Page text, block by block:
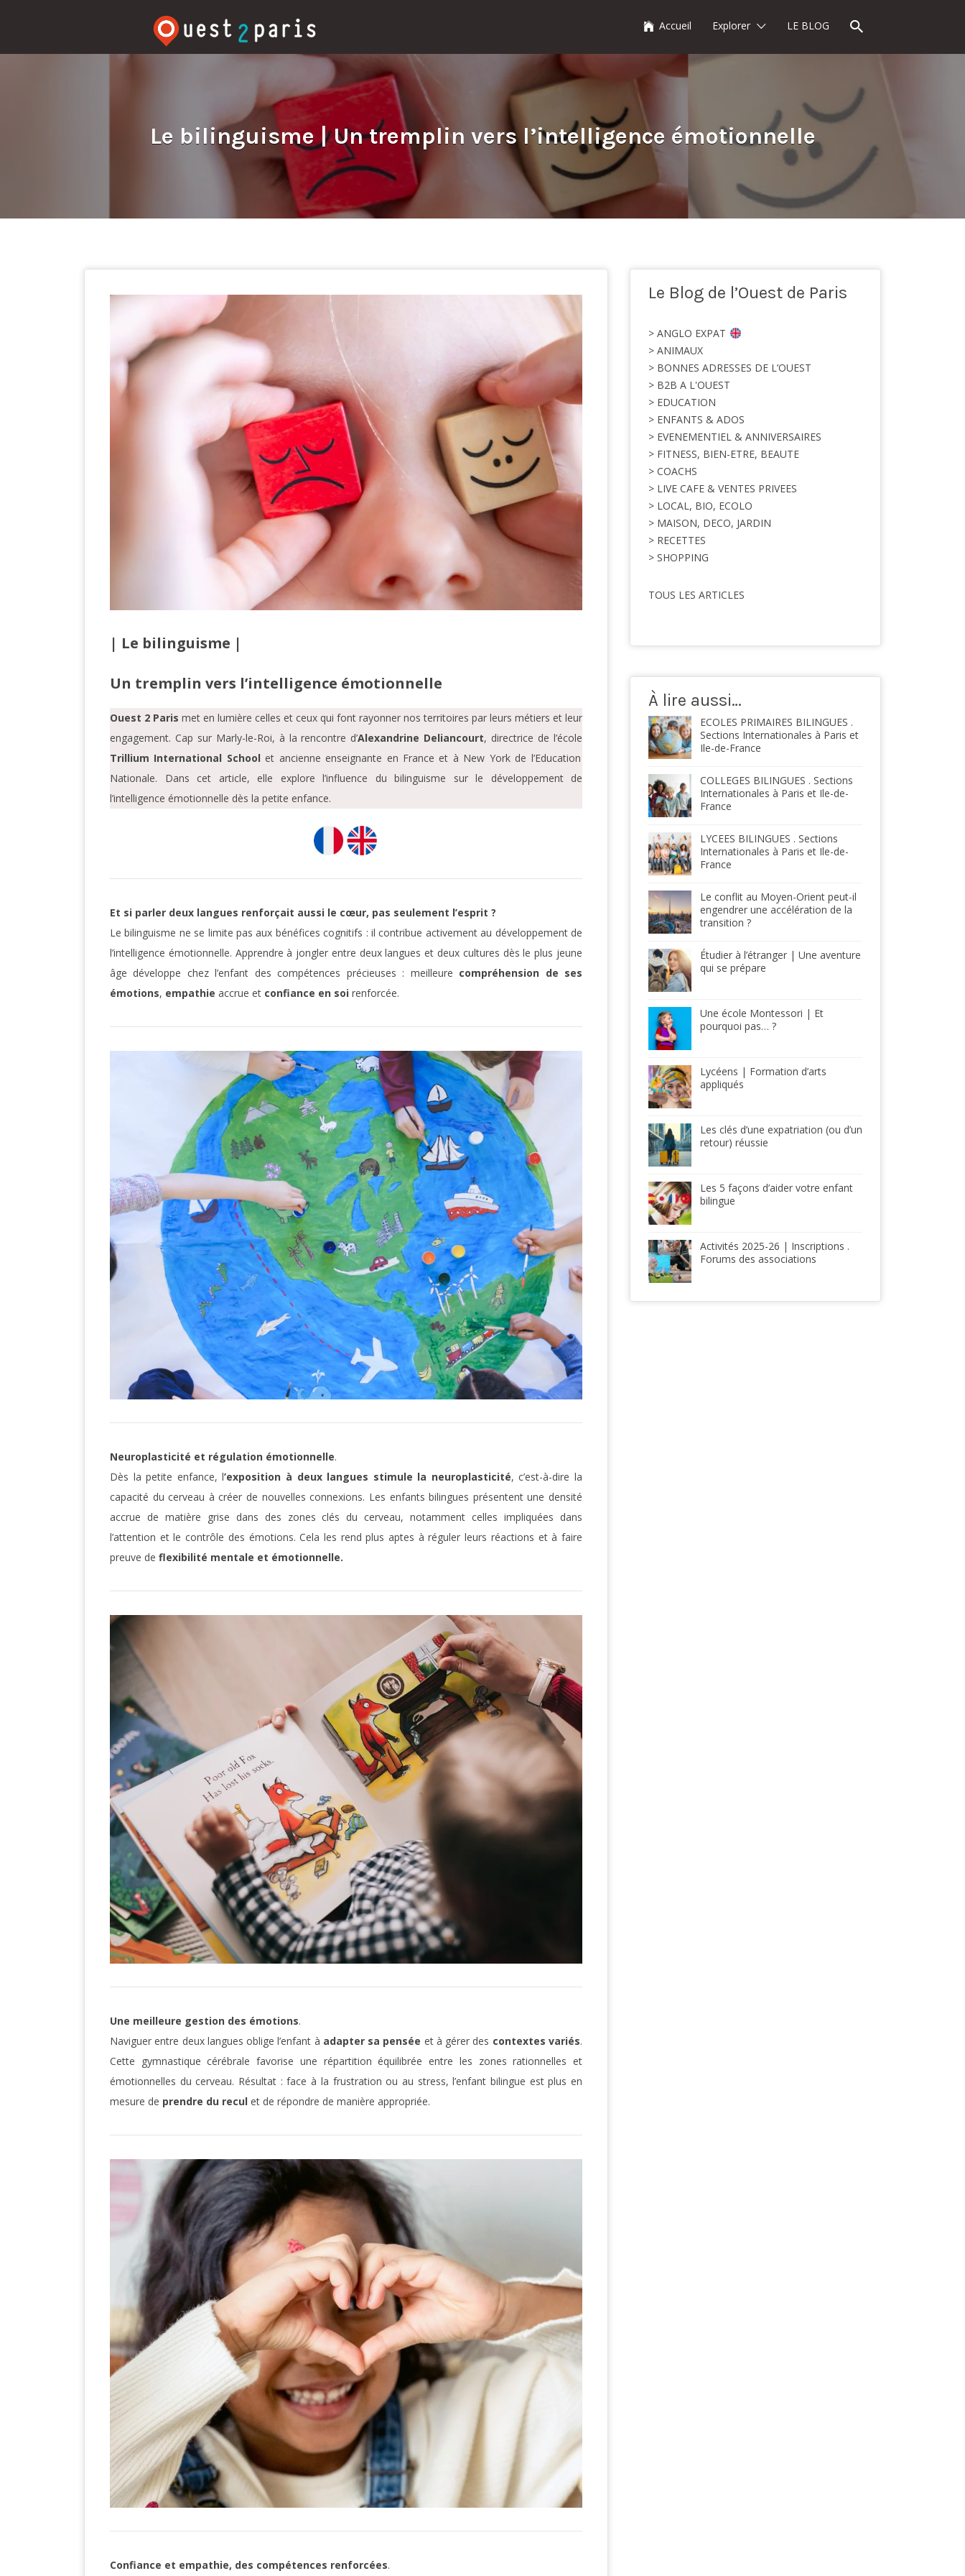
Accueil Explorer LE BLOG
Le bilinguisme | Un tremplin vers l’intelligence émotionnelle
| Le bilinguisme |
Un tremplin vers l’intelligence émotionnelle
Ouest 2 Paris met en lumière celles et ceux qui font rayonner nos territoires par leurs métiers et leur
engagement. Cap sur Marly-le-Roi, à la rencontre d’Alexandrine Deliancourt, directrice de l’école
Trillium International School et ancienne enseignante en France et à New York de l’Education
Nationale. Dans cet article, elle explore l’influence du bilinguisme sur le développement de
l’intelligence émotionnelle dès la petite enfance.
Et si parler deux langues renforçait aussi le cœur, pas seulement l’esprit ?
Le bilinguisme ne se limite pas aux bénéfices cognitifs : il contribue activement au développement de
l’intelligence émotionnelle. Apprendre à jongler entre deux langues et deux cultures dès le plus jeune
âge développe chez l’enfant des compétences précieuses : meilleure compréhension de ses
émotions, empathie accrue et confiance en soi renforcée.
Neuroplasticité et régulation émotionnelle.
Dès la petite enfance, l’exposition à deux langues stimule la neuroplasticité, c’est-à-dire la
capacité du cerveau à créer de nouvelles connexions. Les enfants bilingues présentent une densité
accrue de matière grise dans des zones clés du cerveau, notamment celles impliquées dans
l’attention et le contrôle des émotions. Cela les rend plus aptes à réguler leurs réactions et à faire
preuve de flexibilité mentale et émotionnelle.
Une meilleure gestion des émotions.
Naviguer entre deux langues oblige l’enfant à adapter sa pensée et à gérer des contextes variés.
Cette gymnastique cérébrale favorise une répartition équilibrée entre les zones rationnelles et
émotionnelles du cerveau. Résultat : face à la frustration ou au stress, l’enfant bilingue est plus en
mesure de prendre du recul et de répondre de manière appropriée.
Confiance et empathie, des compétences renforcées.
Le Blog de l’Ouest de Paris
> ANGLO EXPAT
> ANIMAUX
> BONNES ADRESSES DE L’OUEST
> B2B A L'OUEST
> EDUCATION
> ENFANTS & ADOS
> EVENEMENTIEL & ANNIVERSAIRES
> FITNESS, BIEN-ETRE, BEAUTE
> COACHS
> LIVE CAFE & VENTES PRIVEES
> LOCAL, BIO, ECOLO
> MAISON, DECO, JARDIN
> RECETTES
> SHOPPING
TOUS LES ARTICLES
À lire aussi…
ECOLES PRIMAIRES BILINGUES .
Sections Internationales à Paris et
Ile-de-France
COLLEGES BILINGUES . Sections
Internationales à Paris et Ile-de-
France
LYCEES BILINGUES . Sections
Internationales à Paris et Ile-de-
France
Le conflit au Moyen-Orient peut-il
engendrer une accélération de la
transition ?
Étudier à l’étranger | Une aventure
qui se prépare
Une école Montessori | Et
pourquoi pas… ?
Lycéens | Formation d’arts
appliqués
Les clés d’une expatriation (ou d’un
retour) réussie
Les 5 façons d’aider votre enfant
bilingue
Activités 2025-26 | Inscriptions .
Forums des associations